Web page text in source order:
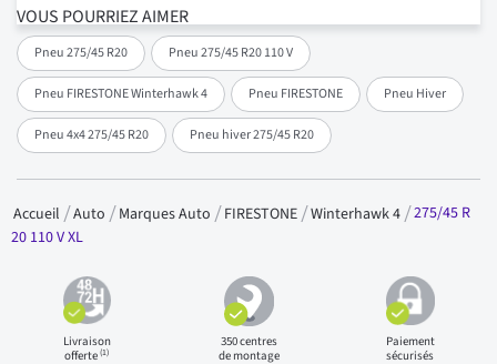
VOUS POURRIEZ AIMER
Pneu 275/45 R20 Pneu 275/45 R20 110 V
Pneu FIRESTONE Winterhawk 4 Pneu FIRESTONE Pneu Hiver
Pneu 4x4 275/45 R20 Pneu hiver 275/45 R20
Accueil Auto Marques Auto FIRESTONE Winterhawk 4 275/45 R
20 110 V XL
Livraison
offerte(1)
350 centres
de montage
Paiement
sécurisés